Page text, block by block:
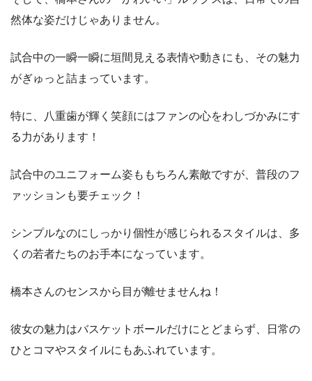
然体な姿だけじゃありません。
試合中の一瞬一瞬に垣間見える表情や動きにも、その魅力
がぎゅっと詰まっています。
特に、八重歯が輝く笑顔にはファンの心をわしづかみにす
る力があります！
試合中のユニフォーム姿ももちろん素敵ですが、普段のフ
ァッションも要チェック！
シンプルなのにしっかり個性が感じられるスタイルは、多
くの若者たちのお手本になっています。
橋本さんのセンスから目が離せませんね！
彼女の魅力はバスケットボールだけにとどまらず、日常の
ひとコマやスタイルにもあふれています。